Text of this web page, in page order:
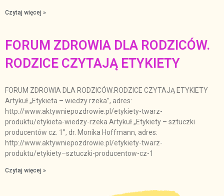
Czytaj więcej »
FORUM ZDROWIA DLA RODZICÓW.
RODZICE CZYTAJĄ ETYKIETY
FORUM ZDROWIA DLA RODZICÓW:RODZICE CZYTAJĄ ETYKIETY
Artykuł „Etykieta – wiedzy rzeka”, adres:
http://www.aktywniepozdrowie.pl/etykiety-twarz-
produktu/etykieta-wiedzy-rzeka Artykuł „Etykiety – sztuczki
producentów cz. 1”, dr. Monika Hoffmann, adres:
http://www.aktywniepozdrowie.pl/etykiety-twarz-
produktu/etykiety–sztuczki-producentow-cz-1
Czytaj więcej »